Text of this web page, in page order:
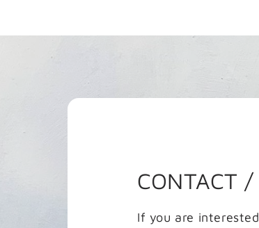
CONTACT
If you are